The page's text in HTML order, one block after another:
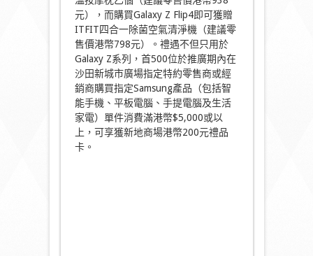
元），而購買Galaxy Z Flip4即可獲贈
ITFIT四合一除菌空氣清淨機（建議零
售價港幣798元）。禮遇不但只用於
Galaxy Z系列，首500位於推廣期內在
沙田新城市廣場指定特約零售商或經
銷商購買指定Samsung產品（包括智
能手機、平板電腦、手提電腦及生活
家電）單件消費滿港幣$5,000或以
上，可享獲新地商場港幣200元禮品
卡。